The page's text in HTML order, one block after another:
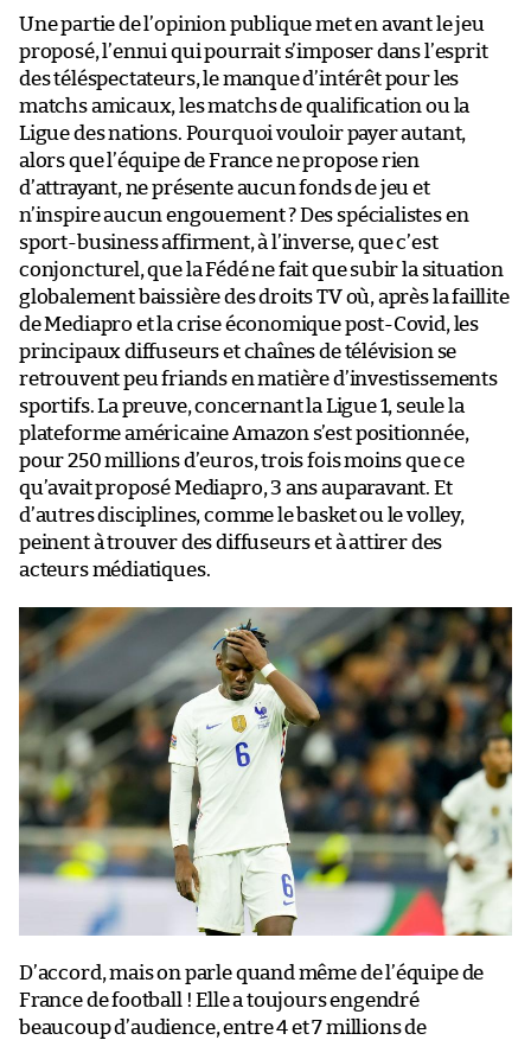
Une partie de l’opinion publique met en avant le jeu
proposé, l’ennui qui pourrait s’imposer dans l’esprit
des téléspectateurs, le manque d’intérêt pour les
matchs amicaux, les matchs de qualification ou la
Ligue des nations. Pourquoi vouloir payer autant,
alors que l’équipe de France ne propose rien
d’attrayant, ne présente aucun fonds de jeu et
n’inspire aucun engouement ? Des spécialistes en
sport-business affirment, à l’inverse, que c’est
conjoncturel, que la Fédé ne fait que subir la situation
globalement baissière des droits TV où, après la faillite
de Mediapro et la crise économique post-Covid, les
principaux diffuseurs et chaînes de télévision se
retrouvent peu friands en matière d’investissements
sportifs. La preuve, concernant la Ligue 1, seule la
plateforme américaine Amazon s’est positionnée,
pour 250 millions d’euros, trois fois moins que ce
qu’avait proposé Mediapro, 3 ans auparavant. Et
d’autres disciplines, comme le basket ou le volley,
peinent à trouver des diffuseurs et à attirer des
acteurs médiatiques.
D’accord, mais on parle quand même de l’équipe de
France de football ! Elle a toujours engendré
beaucoup d’audience, entre 4 et 7 millions de